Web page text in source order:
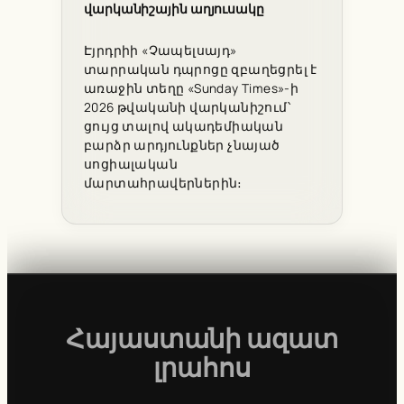
վարկանիշային աղյուսակը
Էյրդրիի «Չապելսայդ»
տարրական դպրոցը զբաղեցրել է
առաջին տեղը «Sunday Times»-ի
2026 թվականի վարկանիշում՝
ցույց տալով ակադեմիական
բարձր արդյունքներ չնայած
սոցիալական
մարտահրավերներին։
Հայաստանի ազատ
լրահոս